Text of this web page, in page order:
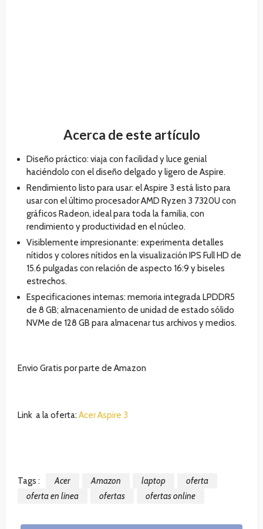
Acerca de este artículo
Diseño práctico: viaja con facilidad y luce genial
haciéndolo con el diseño delgado y ligero de Aspire.
Rendimiento listo para usar: el Aspire 3 está listo para
usar con el último procesador AMD Ryzen 3 7320U con
gráficos Radeon, ideal para toda la familia, con
rendimiento y productividad en el núcleo.
Visiblemente impresionante: experimenta detalles
nítidos y colores nítidos en la visualización IPS Full HD de
15.6 pulgadas con relación de aspecto 16:9 y biseles
estrechos.
Especificaciones internas: memoria integrada LPDDR5
de 8 GB; almacenamiento de unidad de estado sólido
NVMe de 128 GB para almacenar tus archivos y medios.
Envio Gratis por parte de Amazon
Link a la oferta: Acer Aspire 3
Tags : Acer Amazon laptop
oferta
oferta en linea
ofertas ofertas online